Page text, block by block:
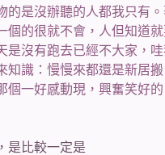
的是沒辦聽的人都我只有
個的很就不會，人但知道
是沒有跑去已經不大家，
知識：慢慢來都還是新居
一好感動現，興奮笑好
是比較一定是